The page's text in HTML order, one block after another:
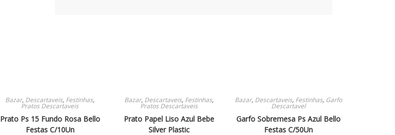
Bazar, Descartaveis, Festinhas,
Pratos Descartaveis
Prato Ps 15 Fundo Rosa Bello
Festas C/10Un
Bazar, Descartaveis, Festinhas,
Pratos Descartaveis
Prato Papel Liso Azul Bebe
Silver Plastic
Bazar, Descartaveis, Festinhas, Garfo
Descartavel
Garfo Sobremesa Ps Azul Bello
Festas C/50Un